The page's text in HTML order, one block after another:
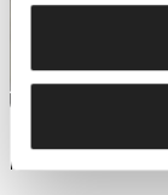
PRODUKTNEUHEIT